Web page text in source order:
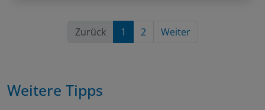
Zurück 1 2 Weiter
Weitere Tipps